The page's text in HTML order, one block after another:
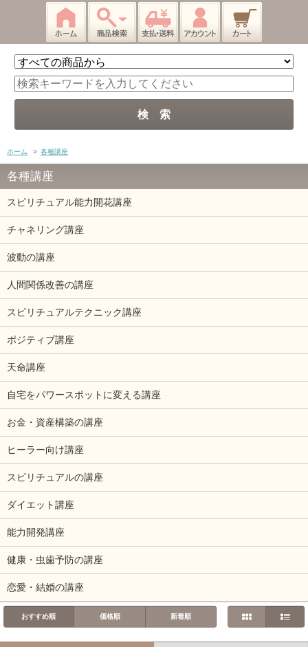
ホーム > 各種講座
各種講座
スピリチュアル能力開花講座
チャネリング講座
波動の講座
人間関係改善の講座
スピリチュアルテクニック講座
ポジティブ講座
天命講座
自宅をパワースポットに変える講座
お金・資産構築の講座
ヒーラー向け講座
スピリチュアルの講座
ダイエット講座
能力開発講座
健康・虫歯予防の講座
恋愛・結婚の講座
おすすめ順 価格順 新着順